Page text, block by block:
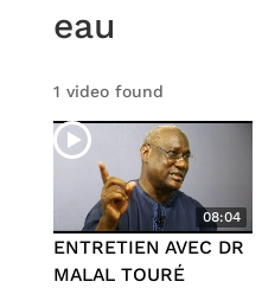
eau
1 video found
08:04
ENTRETIEN AVEC DR
MALAL TOURÉ